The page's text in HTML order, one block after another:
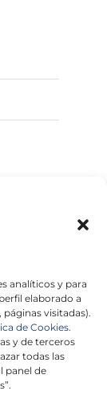
analíticos y para
elaborado a
visitadas).
de Cookies.
y de terceros
todas las
panel de